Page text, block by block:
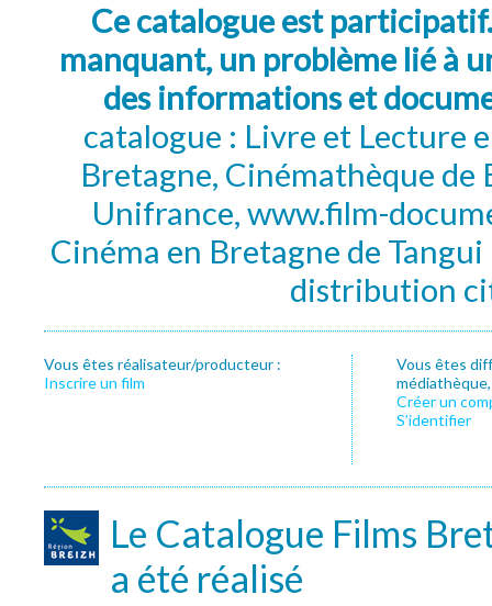
Ce catalogue est
manquant, un problème lié à
des informations et
catalogue : Livre et Lecture
Bretagne, Cinémathèque de
Unifrance, www.film-
Cinéma en Bretagne de
distribution
Vous êtes réalisateur/producteur :
Inscrire un film
Vous êtes
Créer un
S’identifier
Le Catalogue Films
a été réalisé